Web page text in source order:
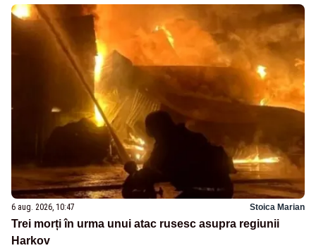
6 aug. 2026, 10:47 Stoica Marian
Trei morți în urma unui atac rusesc asupra regiunii
Harkov